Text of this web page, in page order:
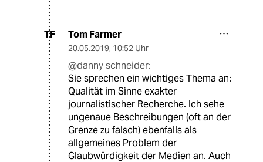
TF Tom Farmer
20.05.2019, 10:52 Uhr
@danny schneider:
Sie sprechen ein wichtiges Thema an:
Qualität im Sinne exakter
journalistischer Recherche. Ich sehe
ungenaue Beschreibungen (oft an der
Grenze zu falsch) ebenfalls als
allgemeines Problem der
Glaubwürdigkeit der Medien an. Auch